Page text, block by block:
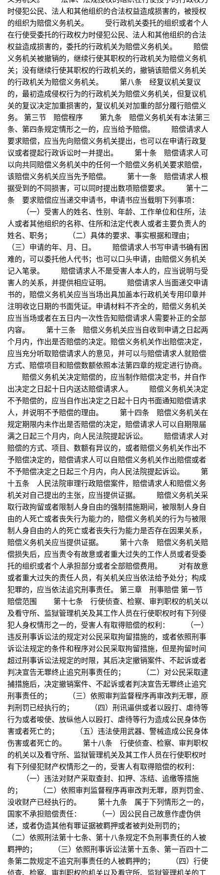
时侵犯公民、法人和其他组织的合法权益造成损害的，被授权
的组织为赔偿义务机关。 受行政机关委托的组织或者个人
在行使受委托的行政权力时侵犯公民、法人和其他组织的合法
权益造成损害的，委托的行政机关为赔偿义务机关。 赔偿
义务机关被撤销的，继续行使其职权的行政机关为赔偿义务机
关；没有继续行使其职权的行政机关的，撤销该赔偿义务机关
的行政机关为赔偿义务机关。 第八条 经复议机关复议
的，最初造成侵权行为的行政机关为赔偿义务机关，但复议机
关的复议决定加重损害的，复议机关对加重的部分履行赔偿义
务。 第三节 赔偿程序 第九条 赔偿义务机关有本法第三
条、第四条规定情形之一的，应当给予赔偿。 赔偿请求人
要求赔偿，应当先向赔偿义务机关提出，也可以在申请行政复
议或者提起行政诉讼时一并提出。 第十条 赔偿请求人可
以向共同赔偿义务机关中的任何一个赔偿义务机关要求赔偿，
该赔偿义务机关应当先予赔偿。 第十一条 赔偿请求人根
据受到的不同损害，可以同时提出数项赔偿要求。 第十二
条 要求赔偿应当递交申请书，申请书应当载明下列事项：
（一）受害人的姓名、性别、年龄、工作单位和住所，法
人或者其他组织的名称、住所和法定代表人或者主要负责人的
姓名、职务； （二）具体的要求、事实根据和理由；
（三）申请的年、月、日。 赔偿请求人书写申请书确有困
难的，可以委托他人代书；也可以口头申请，由赔偿义务机关
记入笔录。 赔偿请求人不是受害人本人的，应当说明与受
害人的关系，并提供相应证明。 赔偿请求人当面递交申请
书的，赔偿义务机关应当当场出具加盖本行政机关专用印章并
注明收讫日期的书面凭证。申请材料不齐全的，赔偿义务机关
应当当场或者在五日内一次性告知赔偿请求人需要补正的全部
内容。 第十三条 赔偿义务机关应当自收到申请之日起两
个月内，作出是否赔偿的决定。赔偿义务机关作出赔偿决定，
应当充分听取赔偿请求人的意见，并可以与赔偿请求人就赔偿
方式、赔偿项目和赔偿数额依照本法第四章的规定进行协商。
赔偿义务机关决定赔偿的，应当制作赔偿决定书，并自作
出决定之日起十日内送达赔偿请求人。 赔偿义务机关决定
不予赔偿的，应当自作出决定之日起十日内书面通知赔偿请求
人，并说明不予赔偿的理由。 第十四条 赔偿义务机关在
规定期限内未作出是否赔偿的决定，赔偿请求人可以自期限届
满之日起三个月内，向人民法院提起诉讼。 赔偿请求人对
赔偿的方式、项目、数额有异议的，或者赔偿义务机关作出不
予赔偿决定的，赔偿请求人可以自赔偿义务机关作出赔偿或者
不予赔偿决定之日起三个月内，向人民法院提起诉讼。 第
十五条 人民法院审理行政赔偿案件，赔偿请求人和赔偿义务
机关对自己提出的主张，应当提供证据。 赔偿义务机关采
取行政拘留或者限制人身自由的强制措施期间，被限制人身自
由的人死亡或者丧失行为能力的，赔偿义务机关的行为与被限
制人身自由的人的死亡或者丧失行为能力是否存在因果关系，
赔偿义务机关应当提供证据。 第十六条 赔偿义务机关赔
偿损失后，应当责令有故意或者重大过失的工作人员或者受委
托的组织或者个人承担部分或者全部赔偿费用。 对有故意
或者重大过失的责任人员，有关机关应当依法给予处分；构成
犯罪的，应当依法追究刑事责任。 第三章 刑事赔偿 第一节
赔偿范围 第十七条 行使侦查、检察、审判职权的机关以
及看守所、监狱管理机关及其工作人员在行使职权时有下列侵
犯人身权情形之一的，受害人有取得赔偿的权利： （一）
违反刑事诉讼法的规定对公民采取拘留措施的，或者依照刑事
诉讼法规定的条件和程序对公民采取拘留措施，但是拘留时间
超过刑事诉讼法规定的时限，其后决定撤销案件、不起诉或者
判决宣告无罪终止追究刑事责任的； （二）对公民采取逮
捕措施后，决定撤销案件、不起诉或者判决宣告无罪终止追究
刑事责任的； （三）依照审判监督程序再审改判无罪，原
判刑罚已经执行的； （四）刑讯逼供或者以殴打、虐待等
行为或者唆使、放纵他人以殴打、虐待等行为造成公民身体伤
害或者死亡的； （五）违法使用武器、警械造成公民身体
伤害或者死亡的。 第十八条 行使侦查、检察、审判职权
的机关以及看守所、监狱管理机关及其工作人员在行使职权时
有下列侵犯财产权情形之一的，受害人有取得赔偿的权利：
（一）违法对财产采取查封、扣押、冻结、追缴等措施
的； （二）依照审判监督程序再审改判无罪，原判罚金、
没收财产已经执行的。 第十九条 属于下列情形之一的，
国家不承担赔偿责任： （一）因公民自己故意作虚伪供
述，或者伪造其他有罪证据被羁押或者被判处刑罚的；
（二）依照刑法第十七条、第十八条规定不负刑事责任的人被
羁押的； （三）依照刑事诉讼法第十五条、第一百四十二
条第二款规定不追究刑事责任的人被羁押的； （四）行使
侦查、检察、审判职权的机关以及看守所、监狱管理机关的工